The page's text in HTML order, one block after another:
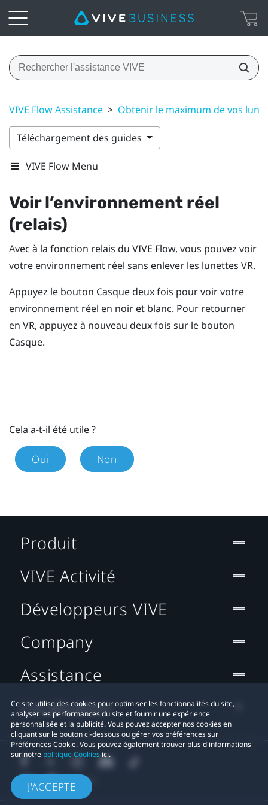
VIVE Flow Assistance > Obtenir le maximum de vos
Téléchargement des guides
VIVE Flow Menu
Voir l’environnement réel
(relais)
Avec à la fonction relais du VIVE Flow, vous pouvez voir
votre environnement réel sans enlever les lunettes VR.
Appuyez le bouton Casquedeux fois pour voir votre
environnement réel en noir et blanc. Pour retourner
en VR, appuyez à nouveau deux fois sur le bouton
Casque.
Cela a-t-il été utile ?
Oui Non
Ce site utilise des cookies pour optimiser les fonctionnalités du site,
analyser les performances du site et fournir une expérience
personnalisée et la publicité. Vous pouvez accepter nos cookies en
cliquant sur le bouton ci-dessous ou gérer vos préférences sur
Préférences Cookie. Vous pouvez également trouver plus d'informations
sur notre politique Cookiesici.
J'ACCEPTE
Produit
VIVE Activité
Développeurs VIVE
Company
Assistance
Localisation